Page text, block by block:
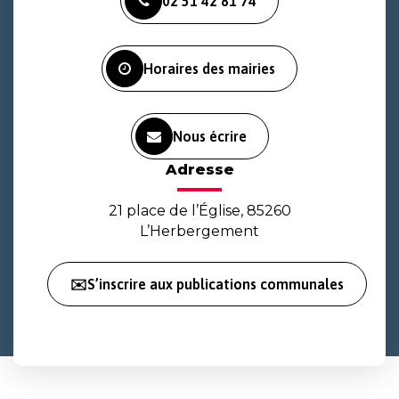
le
compte
le
compte
la
chaîne
Horaires des mairies
Nous écrire
Adresse
21 place de l’Église, 85260
L’Herbergement
✉️S’inscrire aux publications communales